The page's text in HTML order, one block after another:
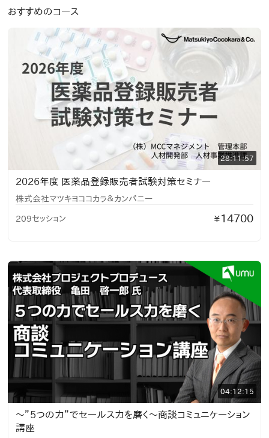
おすすめのコース
28:11:57
2026年度 医薬品登録販売者試験対策セミナー
株式会社マツキヨココカラ＆カンパニー
209セッション ¥ 14700
04:12:15
〜”5つの力”でセールス力を磨く〜商談コミュニケーション
講座